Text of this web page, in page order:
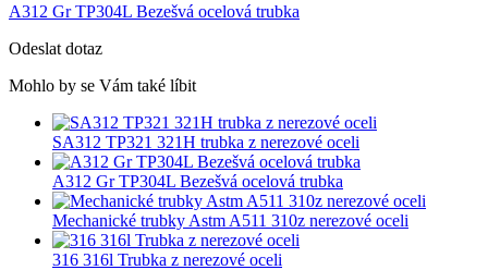
A312 Gr TP304L Bezešvá ocelová trubka
Odeslat dotaz
Mohlo by se Vám také líbit
SA312 TP321 321H trubka z nerezové oceli
A312 Gr TP304L Bezešvá ocelová trubka
Mechanické trubky Astm A511 310z nerezové oceli
316 316l ​​Trubka z nerezové oceli